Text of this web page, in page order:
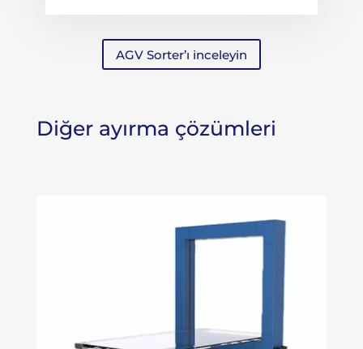
AGV Sorter’ı inceleyin
Diğer ayırma çözümleri